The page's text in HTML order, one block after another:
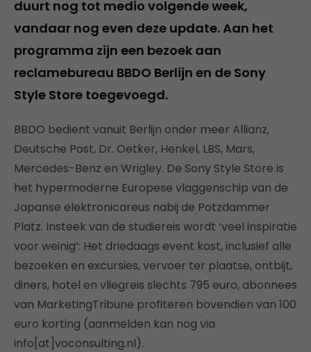
duurt nog tot medio volgende week,
vandaar nog even deze update. Aan het
programma zijn een bezoek aan
reclamebureau BBDO Berlijn en de Sony
Style Store toegevoegd.
BBDO bedient vanuit Berlijn onder meer Allianz,
Deutsche Post, Dr. Oetker, Henkel, LBS, Mars,
Mercedes-Benz en Wrigley. De Sony Style Store is
het hypermoderne Europese vlaggenschip van de
Japanse elektronicareus nabij de Potzdammer
Platz. Insteek van de studiereis wordt ‘veel inspiratie
voor weinig’: Het driedaags event kost, inclusief alle
bezoeken en excursies, vervoer ter plaatse, ontbijt,
diners, hotel en vliegreis slechts 795 euro, abonnees
van MarketingTribune profiteren bovendien van 100
euro korting (aanmelden kan nog via
info[at]voconsulting.nl).